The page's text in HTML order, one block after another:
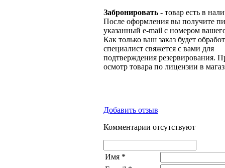
Забронировать - товар есть в
После оформления вы получите
указанный e-mail с номером
Как только ваш заказ будет
специалист свяжется с вами для
подтверждения резервирования.
осмотр товара по лицензии в
Добавить отзыв
Комментарии отсутствуют
Имя *